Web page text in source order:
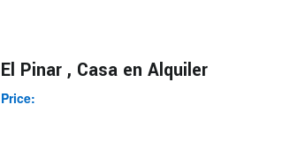
El Pinar , Casa en Alquiler
Price: